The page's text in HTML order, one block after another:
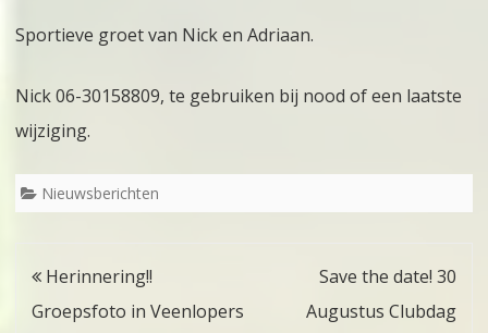
Sportieve groet van Nick en Adriaan.
Nick 06-30158809, te gebruiken bij nood of een laatste
wijziging.
Nieuwsberichten
Bericht
navigatie
Herinnering!!
Groepsfoto in Veenlopers
Save the date! 30
Augustus Clubdag